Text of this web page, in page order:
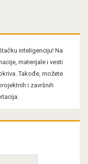
inteligenciju! Na
materijale i vesti
Takođe, možete
i završnih